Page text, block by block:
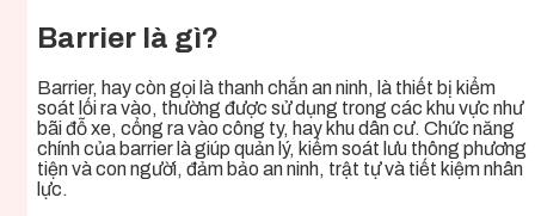
Barrier là gì?
Barrier, hay còn gọi là thanh chắn an ninh, là thiết bị kiểm
soát lối ra vào, thường được sử dụng trong các khu vực như
bãi đỗ xe, cổng ra vào công ty, hay khu dân cư. Chức năng
chính của barrier là giúp quản lý, kiểm soát lưu thông phương
tiện và con người, đảm bảo an ninh, trật tự và tiết kiệm nhân
lực.